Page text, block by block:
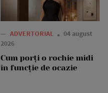
— ADVERTORIAL
04 august
2026
Cum porți o rochie midi
în funcție de ocazie